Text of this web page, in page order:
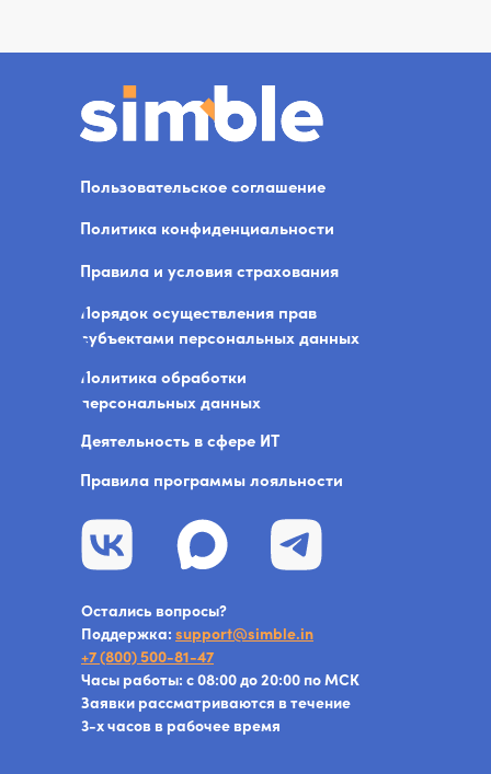
Остались вопросы?
Поддержка: support@simble.in
+7 (800) 500-81-47
Часы работы: с 08:00 до 20:00 по МСК
Заявки рассматриваются в течение
3-х часов в рабочее время
Пользовательское соглашение
Политика конфиденциальности
Правила и условия страхования
Порядок осуществления прав
субъектами персональных данных
Политика обработки
персональных данных
Деятельность в сфере ИТ
Правила программы лояльности